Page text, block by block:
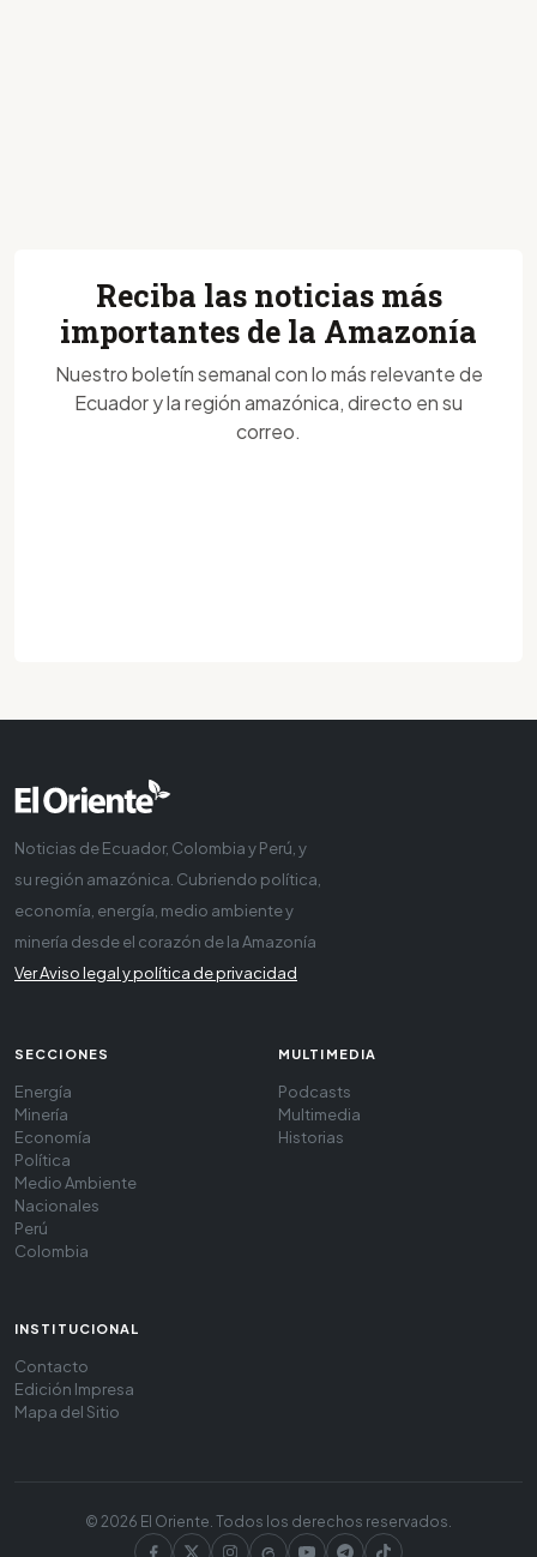
Reciba las noticias más
importantes de la Amazonía
Nuestro boletín semanal con lo más relevante de
Ecuador y la región amazónica, directo en su
correo.
Noticias de Ecuador, Colombia y Perú, y
su región amazónica. Cubriendo política,
economía, energía, medio ambiente y
minería desde el corazón de la Amazonía
Ver Aviso legal y política de privacidad
SECCIONES
Energía
Minería
Economía
Política
Medio Ambiente
Nacionales
Perú
Colombia
MULTIMEDIA
Podcasts
Multimedia
Historias
INSTITUCIONAL
Contacto
Edición Impresa
Mapa del Sitio
© 2026 El Oriente. Todos los derechos reservados.